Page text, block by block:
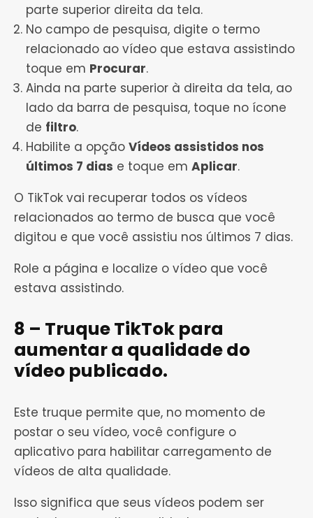
parte superior direita da tela.
No campo de pesquisa, digite o termo
relacionado ao vídeo que estava assistindo
toque em Procurar.
Ainda na parte superior à direita da tela, ao
lado da barra de pesquisa, toque no ícone
de filtro.
Habilite a opção Vídeos assistidos nos
últimos 7 dias e toque em Aplicar.
O TikTok vai recuperar todos os vídeos
relacionados ao termo de busca que você
digitou e que você assistiu nos últimos 7 dias.
Role a página e localize o vídeo que você
estava assistindo.
8 – Truque TikTok para
aumentar a qualidade do
vídeo publicado.
Este truque permite que, no momento de
postar o seu vídeo, você configure o
aplicativo para habilitar carregamento de
vídeos de alta qualidade.
Isso significa que seus vídeos podem ser